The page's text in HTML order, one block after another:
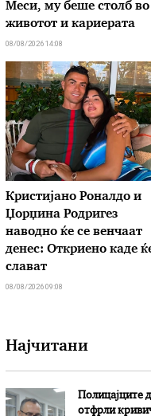
Меси, му беше столб во
животот и кариерата
08/08/2026 14:08
Кристијано Роналдо и
Џорџина Родригез
наводно ќе се венчаат
денес: Откриено каде
слават
08/08/2026 09:08
Најчитани
Полицајците
отфрли